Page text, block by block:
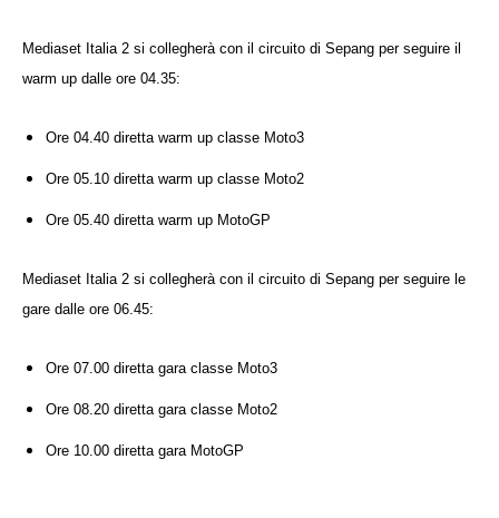
Mediaset Italia 2 si collegherà con il circuito di Sepang per seguire il
warm up dalle ore 04.35:
Ore 04.40 diretta warm up classe Moto3
Ore 05.10 diretta warm up classe Moto2
Ore 05.40 diretta warm up MotoGP
Mediaset Italia 2 si collegherà con il circuito di Sepang per seguire le
gare dalle ore 06.45:
Ore 07.00 diretta gara classe Moto3
Ore 08.20 diretta gara classe Moto2
Ore 10.00 diretta gara MotoGP